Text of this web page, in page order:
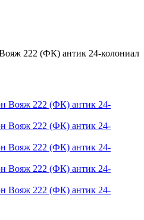
222 (ФК) антик 24-колониал